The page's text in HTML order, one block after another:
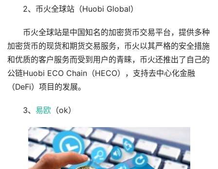
2、币火全球站（Huobi Global）
币火全球站是中国知名的加密货币交易平台，提供多种
加密货币的现货和期货交易服务，币火以其严格的安全措施
和优质的客户服务而受到用户的青睐，币火还推出了自己的
公链Huobi ECO Chain（HECO），支持去中心化金融
（DeFi）项目的发展。
3、 易欧（ok）